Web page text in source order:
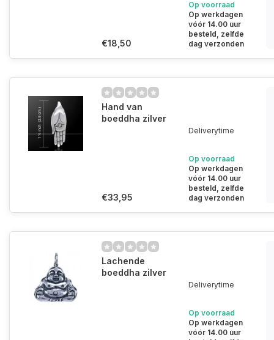
€18,50
Op voorraad
Op werkdagen
vóór 14.00 uur
besteld, zelfde
dag verzonden
Hand van
boeddha zilver
€33,95
Deliverytime
Op voorraad
Op werkdagen
vóór 14.00 uur
besteld, zelfde
dag verzonden
Lachende
boeddha zilver
Deliverytime
Op voorraad
Op werkdagen
vóór 14.00 uur